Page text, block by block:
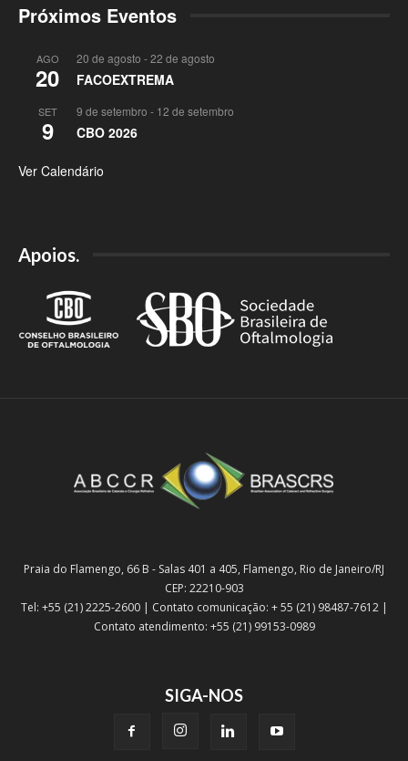
Próximos Eventos
AGO
20
20 de agosto -22 de agosto
FACOEXTREMA
SET
9
9 de setembro - 12 de setembro
CBO 2026
Ver Calendário
Apoios.
Praia do Flamengo, 66 B - Salas 401 a 405, Flamengo, Rio de Janeiro/RJ
CEP: 22210-903
Tel: +55 (21) 2225-2600 | Contato comunicação: + 55 (21) 98487-7612 |
Contato atendimento: +55 (21) 99153-0989
SIGA-NOS